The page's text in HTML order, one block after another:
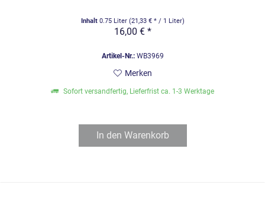
Inhalt 0.75 Liter (21,33 € * / 1 Liter)
16,00 € *
Artikel-Nr.:WB3969
Merken
Sofort versandfertig, Lieferfrist ca. 1-3 Werktage
In den Warenkorb